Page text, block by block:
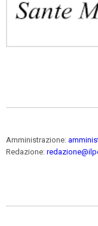
Amministrazione:
Redazione: